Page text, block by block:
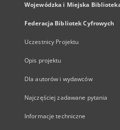
Wojewódzka i Miejska
Federacja Bibliotek Cyfrowych
Uczestnicy Projektu
Opis projektu
Dla autorów i wydawców
Najczęściej zadawane pytania
Informacje techniczne